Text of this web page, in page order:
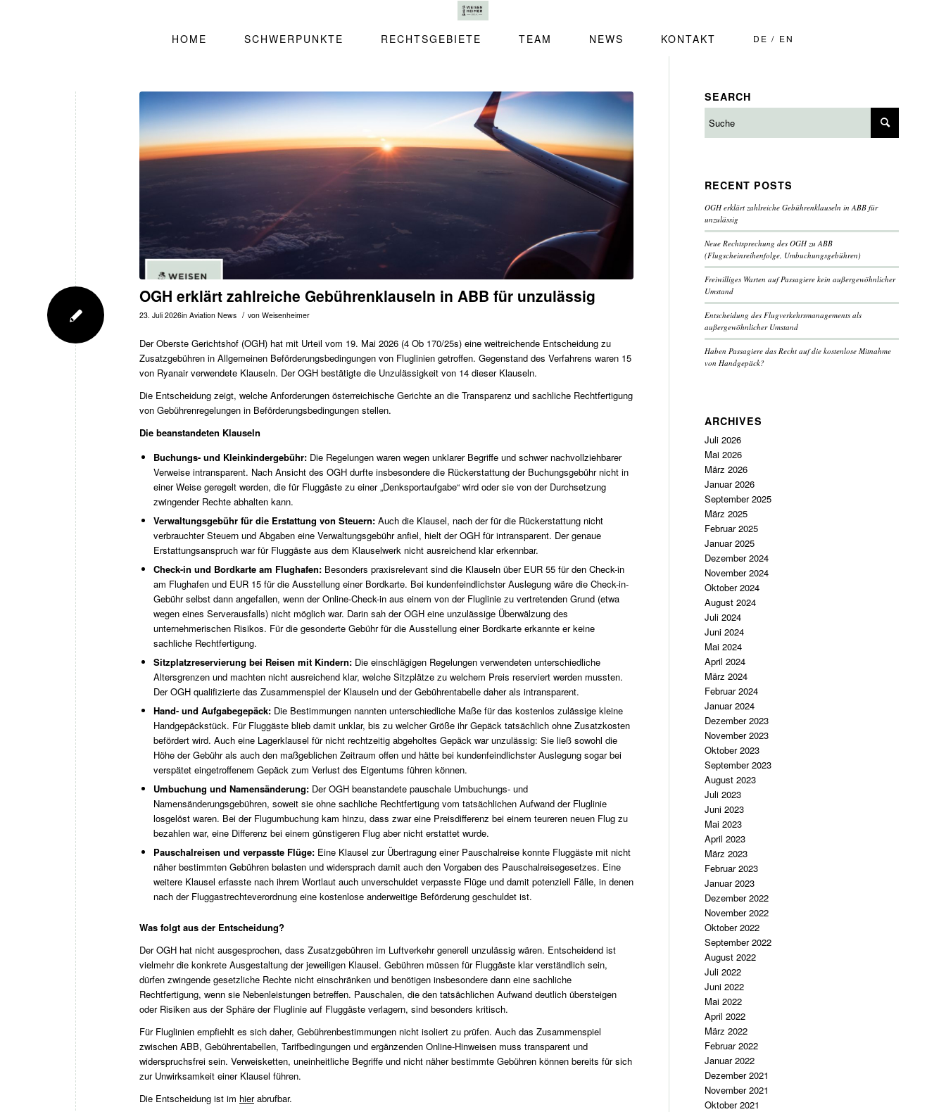
HOME SCHWERPUNKTE RECHTSGEBIETE TEAM NEWS KONTAKT DE EN
OGH erklärt zahlreiche Gebührenklauseln in ABB für unzulässig
23. Juli 2026in Aviation News / von Weisenheimer
Der Oberste Gerichtshof (OGH) hat mit Urteil vom 19. Mai 2026 (4 Ob 170/25s) eine weitreichende Entscheidung zu
Zusatzgebühren in Allgemeinen Beförderungsbedingungen von Fluglinien getroffen. Gegenstand des Verfahrens waren 15
von Ryanair verwendete Klauseln. Der OGH bestätigte die Unzulässigkeit von 14 dieser Klauseln.
Die Entscheidung zeigt, welche Anforderungen österreichische Gerichte an die Transparenz und sachliche Rechtfertigung
von Gebührenregelungen in Beförderungsbedingungen stellen.
Die beanstandeten Klauseln
Buchungs- und Kleinkindergebühr: Die Regelungen waren wegen unklarer Begriffe und schwer nachvollziehbarer
Verweise intransparent. Nach Ansicht des OGH durfte insbesondere die Rückerstattung der Buchungsgebühr nicht in
einer Weise geregelt werden, die für Fluggäste zu einer „Denksportaufgabe“ wird oder sie von der Durchsetzung
zwingender Rechte abhalten kann.
Verwaltungsgebühr für die Erstattung von Steuern: Auch die Klausel, nach der für die Rückerstattung nicht
verbrauchter Steuern und Abgaben eine Verwaltungsgebühr anfiel, hielt der OGH für intransparent. Der genaue
Erstattungsanspruch war für Fluggäste aus dem Klauselwerk nicht ausreichend klar erkennbar.
Check-in und Bordkarte am Flughafen: Besonders praxisrelevant sind die Klauseln über EUR 55 für den Check-in
am Flughafen und EUR 15 für die Ausstellung einer Bordkarte. Bei kundenfeindlichster Auslegung wäre die Check-in-
Gebühr selbst dann angefallen, wenn der Online-Check-in aus einem von der Fluglinie zu vertretenden Grund (etwa
wegen eines Serverausfalls) nicht möglich war. Darin sah der OGH eine unzulässige Überwälzung des
unternehmerischen Risikos. Für die gesonderte Gebühr für die Ausstellung einer Bordkarte erkannte er keine
sachliche Rechtfertigung.
Sitzplatzreservierung bei Reisen mit Kindern: Die einschlägigen Regelungen verwendeten unterschiedliche
Altersgrenzen und machten nicht ausreichend klar, welche Sitzplätze zu welchem Preis reserviert werden mussten.
Der OGH qualifizierte das Zusammenspiel der Klauseln und der Gebührentabelle daher als intransparent.
Hand- und Aufgabegepäck: Die Bestimmungen nannten unterschiedliche Maße für das kostenlos zulässige kleine
Handgepäckstück. Für Fluggäste blieb damit unklar, bis zu welcher Größe ihr Gepäck tatsächlich ohne Zusatzkosten
befördert wird. Auch eine Lagerklausel für nicht rechtzeitig abgeholtes Gepäck war unzulässig: Sie ließ sowohl die
Höhe der Gebühr als auch den maßgeblichen Zeitraum offen und hätte bei kundenfeindlichster Auslegung sogar bei
verspätet eingetroffenem Gepäck zum Verlust des Eigentums führen können.
Umbuchung und Namensänderung: Der OGH beanstandete pauschale Umbuchungs- und
Namensänderungsgebühren, soweit sie ohne sachliche Rechtfertigung vom tatsächlichen Aufwand der Fluglinie
losgelöst waren. Bei der Flugumbuchung kam hinzu, dass zwar eine Preisdifferenz bei einem teureren neuen Flug zu
bezahlen war, eine Differenz bei einem günstigeren Flug aber nicht erstattet wurde.
Pauschalreisen und verpasste Flüge: Eine Klausel zur Übertragung einer Pauschalreise konnte Fluggäste mit nicht
näher bestimmten Gebühren belasten und widersprach damit auch den Vorgaben des Pauschalreisegesetzes. Eine
weitere Klausel erfasste nach ihrem Wortlaut auch unverschuldet verpasste Flüge und damit potenziell Fälle, in denen
nach der Fluggastrechteverordnung eine kostenlose anderweitige Beförderung geschuldet ist.
Was folgt aus der Entscheidung?
Der OGH hat nicht ausgesprochen, dass Zusatzgebühren im Luftverkehr generell unzulässig wären. Entscheidend ist
vielmehr die konkrete Ausgestaltung der jeweiligen Klausel. Gebühren müssen für Fluggäste klar verständlich sein,
dürfen zwingende gesetzliche Rechte nicht einschränken und benötigen insbesondere dann eine sachliche
Rechtfertigung, wenn sie Nebenleistungen betreffen. Pauschalen, die den tatsächlichen Aufwand deutlich übersteigen
oder Risiken aus der Sphäre der Fluglinie auf Fluggäste verlagern, sind besonders kritisch.
Für Fluglinien empfiehlt es sich daher, Gebührenbestimmungen nicht isoliert zu prüfen. Auch das Zusammenspiel
zwischen ABB, Gebührentabellen, Tarifbedingungen und ergänzenden Online-Hinweisen muss transparent und
widerspruchsfrei sein. Verweisketten, uneinheitliche Begriffe und nicht näher bestimmte Gebühren können bereits für sich
zur Unwirksamkeit einer Klausel führen.
Die Entscheidung ist im hierabrufbar.
SEARCH
RECENT POSTS
OGH erklärt zahlreiche Gebührenklauseln in ABB für
unzulässig
Neue Rechtsprechung des OGH zu ABB
(Flugscheinreihenfolge, Umbuchungsgebühren)
Freiwilliges Warten auf Passagiere kein außergewöhnlicher
Umstand
Entscheidung des Flugverkehrsmanagements als
außergewöhnlicher Umstand
Haben Passagiere das Recht auf die kostenlose Mitnahme
von Handgepäck?
ARCHIVES
Juli 2026
Mai 2026
März 2026
Januar 2026
September 2025
März 2025
Februar 2025
Januar 2025
Dezember 2024
November 2024
Oktober 2024
August 2024
Juli 2024
Juni 2024
Mai 2024
April 2024
März 2024
Februar 2024
Januar 2024
Dezember 2023
November 2023
Oktober 2023
September 2023
August 2023
Juli 2023
Juni 2023
Mai 2023
April 2023
März 2023
Februar 2023
Januar 2023
Dezember 2022
November 2022
Oktober 2022
September 2022
August 2022
Juli 2022
Juni 2022
Mai 2022
April 2022
März 2022
Februar 2022
Januar 2022
Dezember 2021
November 2021
Oktober 2021